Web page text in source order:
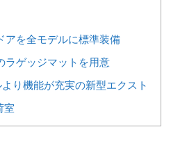
アを全モデルに標準装備
ラゲッジマットを用意
り機能が充実の新型エクスト
室